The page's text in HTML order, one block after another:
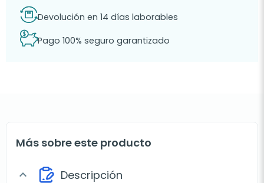
Devolución en 14 días laborables
Pago 100% seguro garantizado
Más sobre este producto
expand_more Descripción